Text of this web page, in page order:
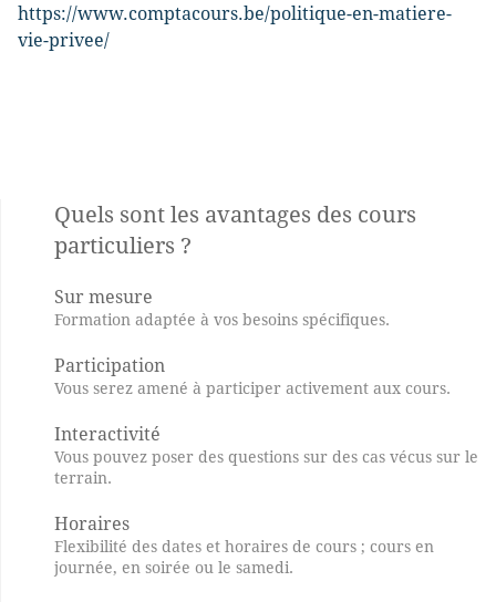
https://www.comptacours.be/politique-en-matiere-
vie-privee/
Quels sont les avantages des cours
particuliers ?
Sur mesure
Formation adaptée à vos besoins spécifiques.
Participation
Vous serez amené à participer activement aux cours.
Interactivité
Vous pouvez poser des questions sur des cas vécus sur le
terrain.
Horaires
Flexibilité des dates et horaires de cours ; cours en
journée, en soirée ou le samedi.